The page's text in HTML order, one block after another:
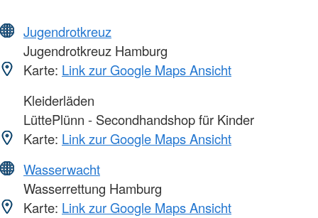
Jugendrotkreuz
Jugendrotkreuz Hamburg
Karte: Link zur Google Maps Ansicht
Kleiderläden
LüttePlünn - Secondhandshop für Kinder
Karte: Link zur Google Maps Ansicht
Wasserwacht
Wasserrettung Hamburg
Karte: Link zur Google Maps Ansicht